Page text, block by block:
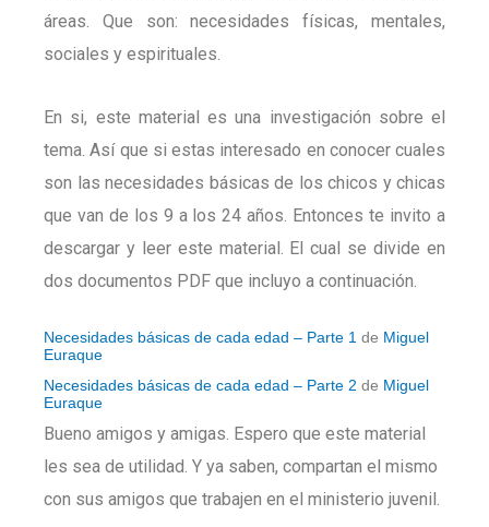
áreas. Que son: necesidades físicas, mentales,
sociales y espirituales.
En si, este material es una investigación sobre el
tema. Así que si estas interesado en conocer cuales
son las necesidades básicas de los chicos y chicas
que van de los 9 a los 24 años. Entonces te invito a
descargar y leer este material. El cual se divide en
dos documentos PDF que incluyo a continuación.
Necesidades básicas de cada edad – Parte 1 de Miguel
Euraque
Necesidades básicas de cada edad – Parte 2 de Miguel
Euraque
Bueno amigos y amigas. Espero que este material
les sea de utilidad. Y ya saben, compartan el mismo
con sus amigos que trabajen en el ministerio juvenil.